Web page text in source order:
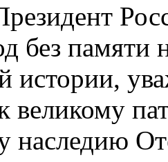
без памяти
истории,
великому
наследию